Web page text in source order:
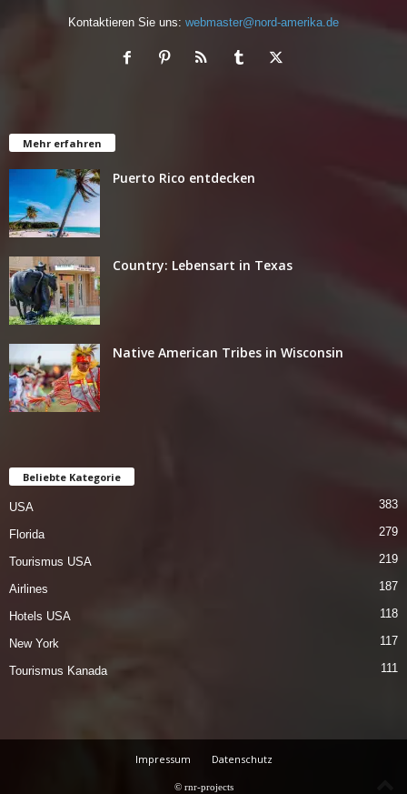
Kontaktieren Sie uns: webmaster@nord-amerika.de
Mehr erfahren
Puerto Rico entdecken
Country: Lebensart in Texas
Native American Tribes in Wisconsin
Beliebte Kategorie
USA 383
Florida 279
Tourismus USA 219
Airlines 187
Hotels USA 118
New York 117
Tourismus Kanada 111
Impressum Datenschutz
© rnr-projects